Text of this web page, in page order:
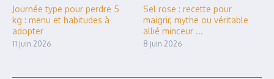
Journée type pour perdre 5
kg : menu et habitudes à
adopter
11 juin 2026
Sel rose : recette pour
maigrir, mythe ou véritable
allié minceur ...
8 juin 2026